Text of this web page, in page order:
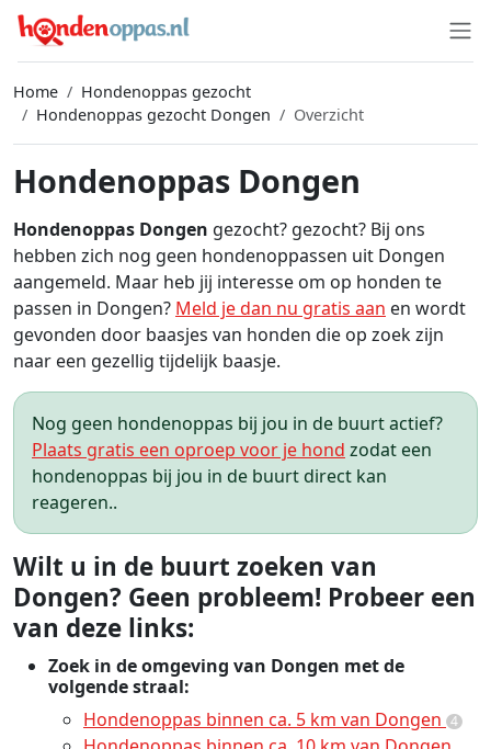
Home
Hondenoppas gezocht
Hondenoppas gezocht Dongen
Overzicht
Hondenoppas Dongen
Hondenoppas Dongen gezocht? gezocht? Bij ons
hebben zich nog geen hondenoppassen uit Dongen
aangemeld. Maar heb jij interesse om op honden te
passen in Dongen? Meld je dan nu gratis aan en wordt
gevonden door baasjes van honden die op zoek zijn
naar een gezellig tijdelijk baasje.
Nog geen hondenoppas bij jou in de buurt actief?
Plaats gratis een oproep voor je hond zodat een
hondenoppas bij jou in de buurt direct kan
reageren..
Wilt u in de buurt zoeken van
Dongen? Geen probleem! Probeer een
van deze links:
Zoek in de omgeving van Dongen met de
volgende straal:
Hondenoppas binnen ca. 5 km van Dongen 4